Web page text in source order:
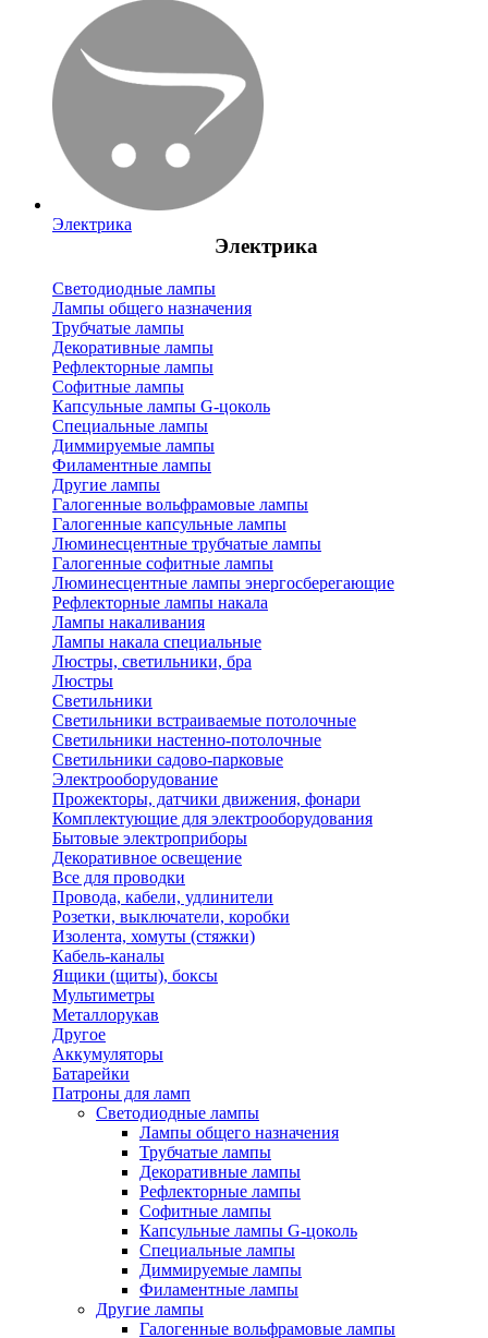
Электрика
Электрика
Светодиодные лампы
Лампы общего назначения
Трубчатые лампы
Декоративные лампы
Рефлекторные лампы
Софитные лампы
Капсульные лампы G-цоколь
Специальные лампы
Диммируемые лампы
Филаментные лампы
Другие лампы
Галогенные вольфрамовые лампы
Галогенные капсульные лампы
Люминесцентные трубчатые лампы
Галогенные софитные лампы
Люминесцентные лампы энергосберегающие
Рефлекторные лампы накала
Лампы накаливания
Лампы накала специальные
Люстры, светильники, бра
Люстры
Светильники
Светильники встраиваемые потолочные
Светильники настенно-потолочные
Светильники садово-парковые
Электрооборудование
Прожекторы, датчики движения, фонари
Комплектующие для электрооборудования
Бытовые электроприборы
Декоративное освещение
Все для проводки
Провода, кабели, удлинители
Розетки, выключатели, коробки
Изолента, хомуты (стяжки)
Кабель-каналы
Ящики (щиты), боксы
Мультиметры
Металлорукав
Другое
Аккумуляторы
Батарейки
Патроны для ламп
Светодиодные лампы
Лампы общего назначения
Трубчатые лампы
Декоративные лампы
Рефлекторные лампы
Софитные лампы
Капсульные лампы G-цоколь
Специальные лампы
Диммируемые лампы
Филаментные лампы
Другие лампы
Галогенные вольфрамовые лампы